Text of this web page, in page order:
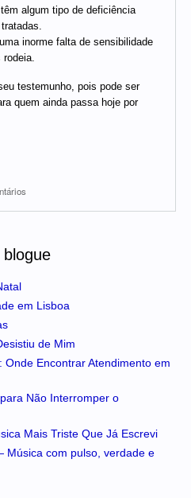
algum tipo de deficiência
inorme falta de sensibilidade
rodeia.
testemunho, pois pode ser
quem ainda passa hoje por
em Lisboa
de Mim
Encontrar Atendimento em
Não Interromper o
Mais Triste Que Já Escrevi
Música com pulso, verdade e